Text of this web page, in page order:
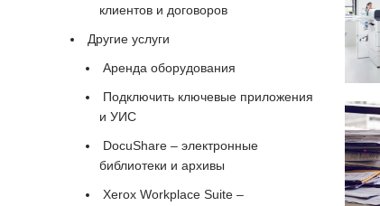
клиентов и договоров
Другие услуги
Аренда оборудования
Подключить ключевые приложения
и УИС
DocuShare – электронные
библиотеки и архивы
Xerox Workplace Suite –